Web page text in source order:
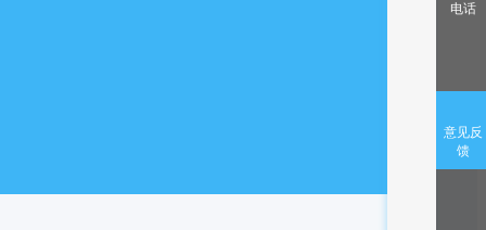
电话
意见反
馈